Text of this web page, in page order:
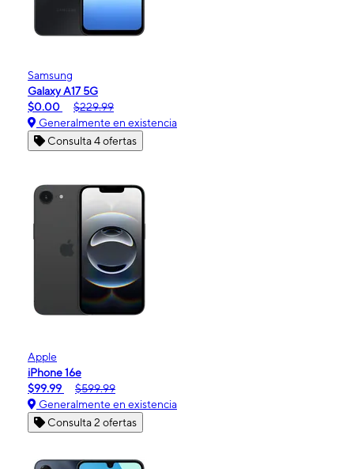
Samsung
Galaxy A17 5G
$0.00
$229.99
Generalmente en existencia
Consulta 4 ofertas
Apple
iPhone 16e
$99.99
$599.99
Generalmente en existencia
Consulta 2 ofertas